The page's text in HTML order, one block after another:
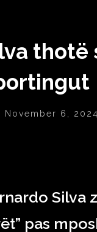
thotë
November 6, 2024
Silva
pas